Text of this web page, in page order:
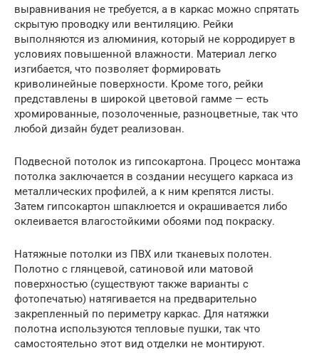
выравнивания не требуется, а в каркас можно спрятать
скрытую проводку или вентиляцию. Рейки
выполняются из алюминия, который не корродирует в
условиях повышенной влажности. Материал легко
изгибается, что позволяет формировать
криволинейные поверхности. Кроме того, рейки
представлены в широкой цветовой гамме — есть
хромированные, позолоченные, разноцветные, так что
любой дизайн будет реализован.
Подвесной потолок из гипсокартона. Процесс монтажа
потолка заключается в создании несущего каркаса из
металлических профилей, а к ним крепятся листы.
Затем гипсокартон шпаклюется и окрашивается либо
оклеивается влагостойкими обоями под покраску.
Натяжные потолки из ПВХ или тканевых полотен.
Полотно с глянцевой, сатиновой или матовой
поверхностью (существуют также варианты с
фотопечатью) натягивается на предварительно
закрепленный по периметру каркас. Для натяжки
полотна используются тепловые пушки, так что
самостоятельно этот вид отделки не монтируют.